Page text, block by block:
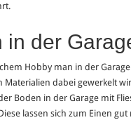
in der
Hobby man in der
Materialien dabei gewerkelt
Boden in der Garage mit
lassen sich zum Einen